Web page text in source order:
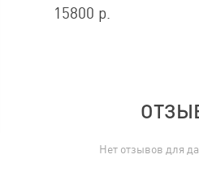
15800 р.
Нет отзывов для